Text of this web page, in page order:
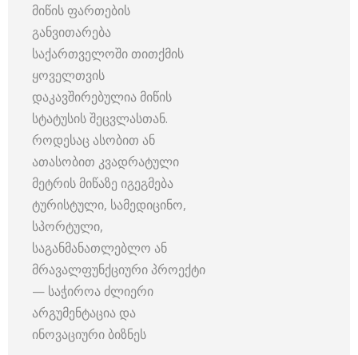
მიწის ფართების
განვითარება
საქართველოში თითქმის
ყოველთვის
დაკავშირებულია მიწის
სტატუსის შეცვლასთან.
როდესაც ასობით ან
ათასობით კვადრატული
მეტრის მიწაზე იგეგმება
ტურისტული, სამედიცინო,
სპორტული,
საგანმანათლებლო ან
მრავალფუნქციური პროექტი
— საჭიროა ძლიერი
არგუმენტაცია და
ინოვაციური ბიზნეს